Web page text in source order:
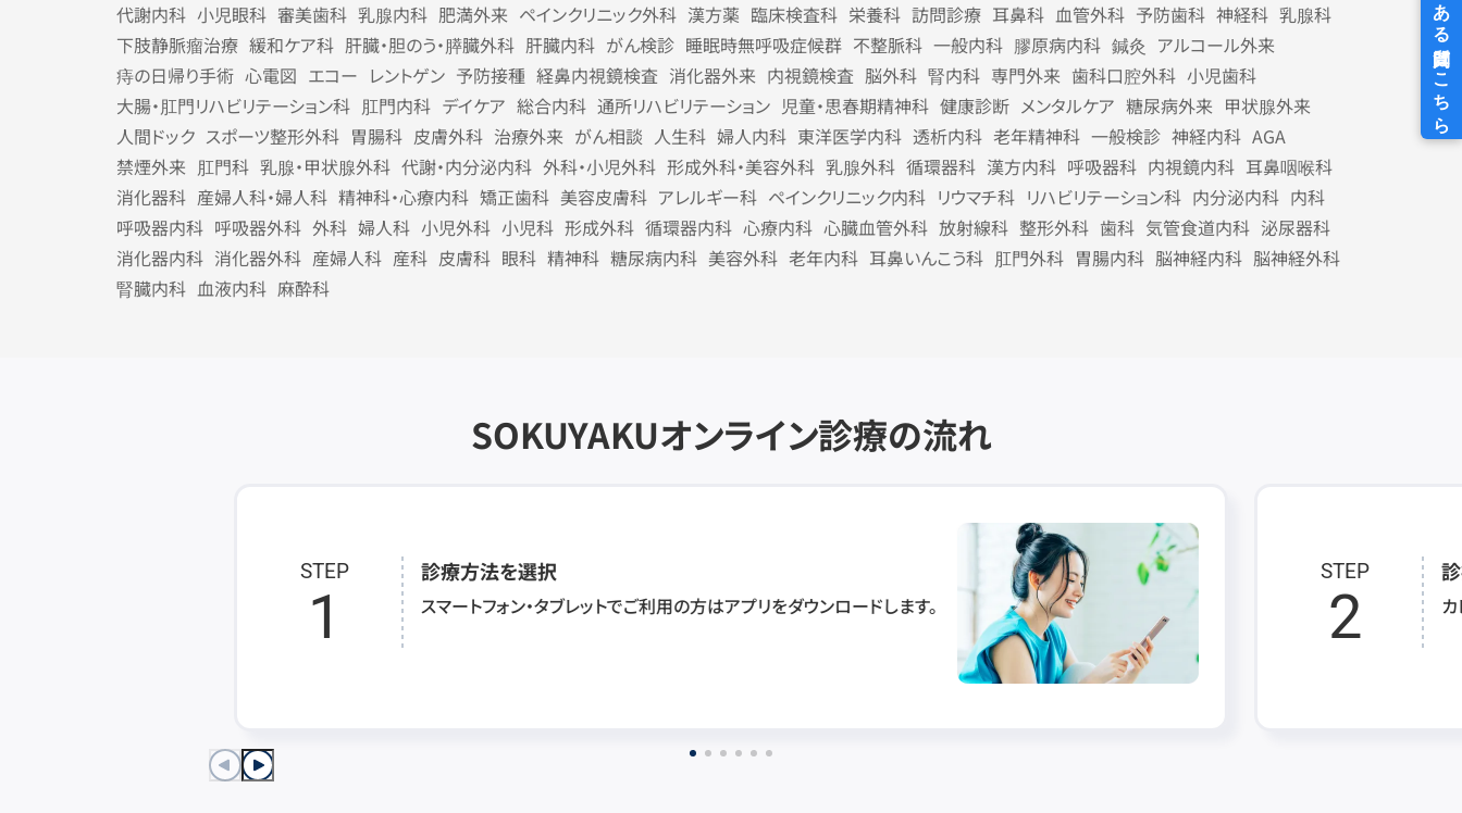
代謝内科 小児眼科 審美歯科 乳腺内科 肥満外来 ペインクリニック外科 漢方薬 臨床検査科 栄養科 訪問診療 耳鼻科 血管外科 予防歯科 神経科 乳腺科
下肢静脈瘤治療 緩和ケア科 肝臓・胆のう・膵臓外科 肝臓内科 がん検診 睡眠時無呼吸症候群 不整脈科 一般内科 膠原病内科 鍼灸 アルコール外来
痔の日帰り手術 心電図 エコー レントゲン 予防接種 経鼻内視鏡検査 消化器外来 内視鏡検査 脳外科 腎内科 専門外来 歯科口腔外科 小児歯科
大腸・肛門リハビリテーション科 肛門内科 デイケア 総合内科 通所リハビリテーション 児童・思春期精神科 健康診断 メンタルケア 糖尿病外来 甲状腺外来
人間ドック スポーツ整形外科 胃腸科 皮膚外科 治療外来 がん相談 人生科 婦人内科 東洋医学内科 透析内科 老年精神科 一般検診 神経内科 AGA
禁煙外来 肛門科 乳腺・甲状腺外科 代謝・内分泌内科 外科・小児外科 形成外科・美容外科 乳腺外科 循環器科 漢方内科 呼吸器科 内視鏡内科 耳鼻咽喉科
消化器科 産婦人科・婦人科 精神科・心療内科 矯正歯科 美容皮膚科 アレルギー科 ペインクリニック内科 リウマチ科 リハビリテーション科 内分泌内科 内科
呼吸器内科 呼吸器外科 外科 婦人科 小児外科 小児科 形成外科 循環器内科 心療内科 心臓血管外科 放射線科 整形外科 歯科 気管食道内科 泌尿器科
消化器内科 消化器外科 産婦人科 産科 皮膚科 眼科 精神科 糖尿病内科 美容外科 老年内科 耳鼻いんこう科 肛門外科 胃腸内科 脳神経内科 脳神経外科
腎臓内科 血液内科 麻酔科
SOKUYAKUオンライン診療の流れ
STEP
1
診療方法を選択
スマートフォン・タブレットでご利用の方はアプリをダウンロードします。
STEP
2